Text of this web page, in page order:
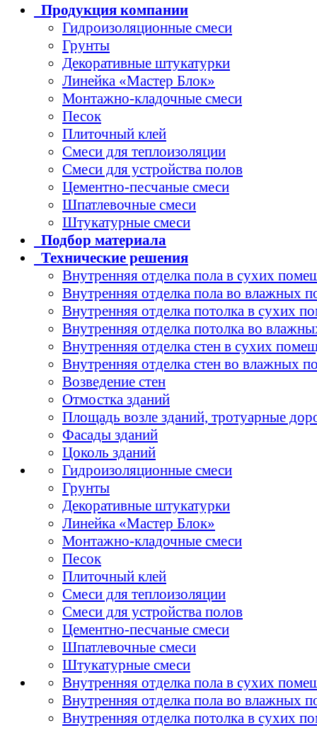
Продукция компании
Гидроизоляционные смеси
Грунты
Декоративные штукатурки
Линейка «Мастер Блок»
Монтажно-кладочные смеси
Песок
Плиточный клей
Смеси для теплоизоляции
Смеси для устройства полов
Цементно-песчаные смеси
Шпатлевочные смеси
Штукатурные смеси
Подбор материала
Технические решения
Внутренняя отделка пола в сухих
Внутренняя отделка пола во влажных
Внутренняя отделка потолка в сухих
Внутренняя отделка потолка во
Внутренняя отделка стен в сухих
Внутренняя отделка стен во влажных
Возведение стен
Отмостка зданий
Площадь возле зданий, тротуарные
Фасады зданий
Цоколь зданий
Гидроизоляционные смеси
Грунты
Декоративные штукатурки
Линейка «Мастер Блок»
Монтажно-кладочные смеси
Песок
Плиточный клей
Смеси для теплоизоляции
Смеси для устройства полов
Цементно-песчаные смеси
Шпатлевочные смеси
Штукатурные смеси
Внутренняя отделка пола в сухих
Внутренняя отделка пола во влажных
Внутренняя отделка потолка в сухих